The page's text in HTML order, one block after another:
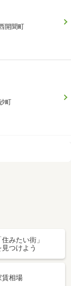
開聞町
町
佐町
住みたい街」
見つけよう
賃相場